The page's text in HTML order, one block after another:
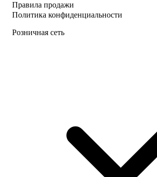
Правила продажи
Политика конфиденциальности
Розничная сеть